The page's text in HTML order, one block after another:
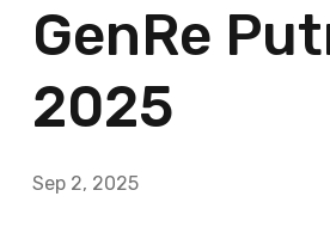
GenRe
2025
Sep 2, 2025